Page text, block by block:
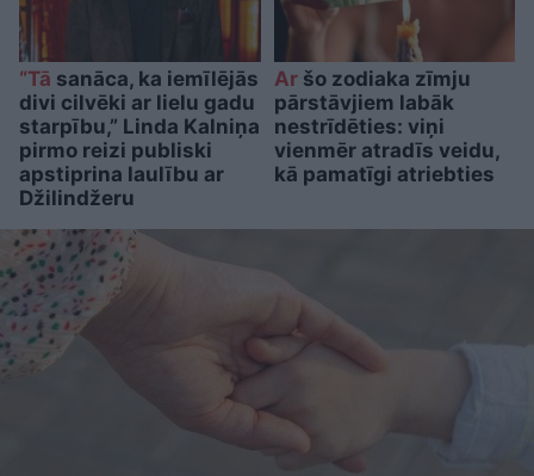
“Tā sanāca, ka iemīlējās
divi cilvēki ar lielu gadu
starpību,” Linda Kalniņa
pirmo reizi publiski
apstiprina laulību ar
Džilindžeru
Aršo zodiaka zīmju
pārstāvjiem labāk
nestrīdēties: viņi
vienmēr atradīs veidu,
kā pamatīgi atriebties